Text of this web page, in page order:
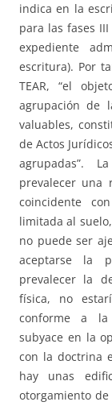
indica en la
para las fases
expediente
escritura). Por
TEAR, “el
agrupación de
valuables,
de Actos
agrupadas”.
prevalecer una
coincidente
limitada al
no puede ser
aceptarse la
prevalecer la
física, no
conforme a la
subyace en la
con la doctrina
hay unas
otorgamiento